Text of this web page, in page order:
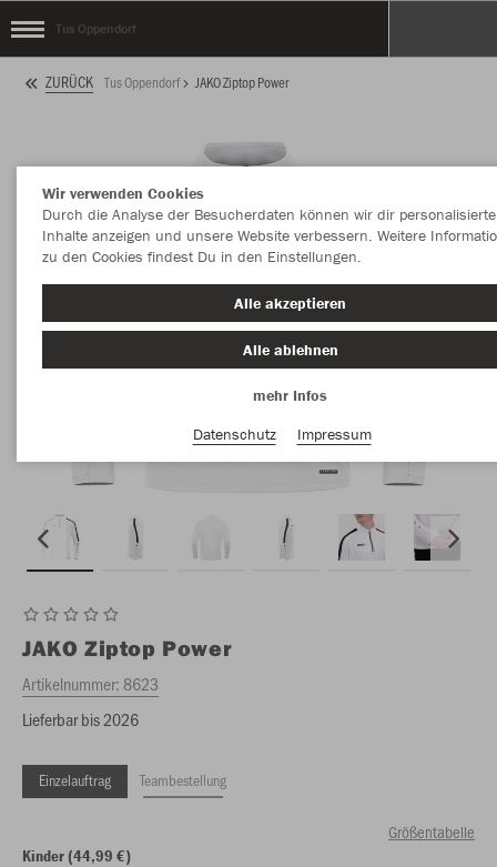
Tus Oppendorf
ZURÜCK Tus Oppendorf JAKO Ziptop Power
JAKO Ziptop Power
Artikelnummer:8623
Lieferbar bis 2026
Einzelauftrag Teambestellung
Größentabelle
Kinder (44,99 €)
Wir verwenden Cookies
Durch die Analyse der Besucherdaten können wir dir personalisierte
Inhalte anzeigen und unsere Website verbessern. Weitere
zu den Cookies findest Du in den Einstellungen.
Alle akzeptieren
Alle ablehnen
mehr Infos
Datenschutz
Impressum